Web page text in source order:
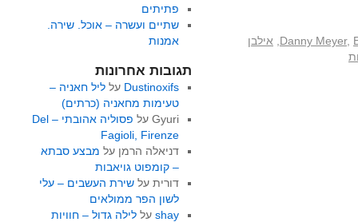
Danny Meyer, אילבן
פתיתים
שתיים ועשרה – אוכל. שירה.
אמנות
תגובות אחרונות
Dustinoxifs על ליל חאניה –
טעימות מחאניה (כרתים)
Gyuriעל
פסוליה אהובתי – Del
Fagioli, Firenze
דניאלה הרמן על מבצע סבתא
– קומפוט גויאבות
דוריתעל שירת העשבים – עלי
לשון הפר ממולאים
shayעל לילה גדול – חוויות